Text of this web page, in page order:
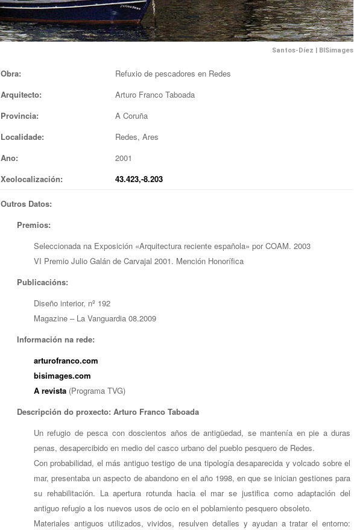
Santos-Díez BISimages
Obra:
Refuxio de pescadores en Redes
Arquitecto:
Arturo Franco Taboada
Provincia:
A Coruña
Localidade:
Redes, Ares
Ano:
2001
Xeolocalización:
43.423,-8.203
Outros Datos:
Premios:
Seleccionada na Exposición «Arquitectura reciente española» por COAM. 2003
VI Premio Julio Galán de Carvajal 2001. Mención Honorífica
Publicacións:
Diseño interior, nº 192
Magazine – La Vanguardia 08.2009
Información na rede:
arturofranco.com
bisimages.com
A revista (Programa TVG)
Descripción do proxecto: Arturo Franco Taboada
Un refugio de pesca con doscientos años de antigüedad, se mantenía en pie a duras
penas, desapercibido en medio del casco urbano del pueblo pesquero de Redes.
Con probabilidad, el más antiguo testigo de una tipología desaparecida y volcado sobre el
mar, presentaba un aspecto de abandono en el año 1998, en que se inician gestiones para
su rehabilitación. La apertura rotunda hacia el mar se justifica como adaptación del
antiguo refugio a los nuevos usos de ocio en el poblamiento pesquero obsoleto.
Materiales antiguos utilizados, vividos, resulven detalles y ayudan a tratar el entorno: